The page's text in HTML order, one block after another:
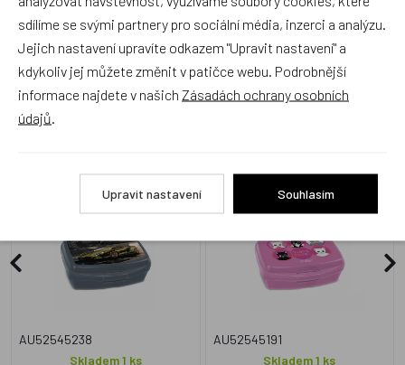
Alternativní zboží
Lamborghini 26 - šedý
AU52545238
Skladem 1 ks
Think Pink 26
NOVINKA
AU52545191
Skladem 1 ks
sdílíme se svými partnery pro sociální média, inzerci a analýzu.
Jejich nastavení upravíte odkazem "Upravit nastavení" a
kdykoliv jej můžete změnit v patičce webu. Podrobnější
informace najdete v našich Zásadách ochrany osobních
údajů
Upravit nastavení Souhlasím